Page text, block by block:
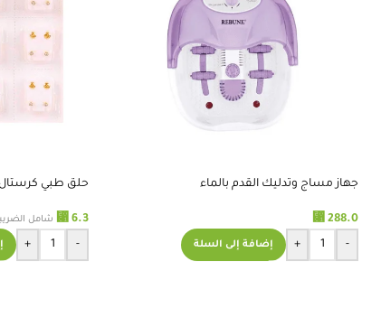
جهاز مساج وتدليك القدم بالماء
⃁ 288.0
-
+ إضافة إلى السلة
حلق طبي كرستال
⃁ 6.3 شامل
-
+